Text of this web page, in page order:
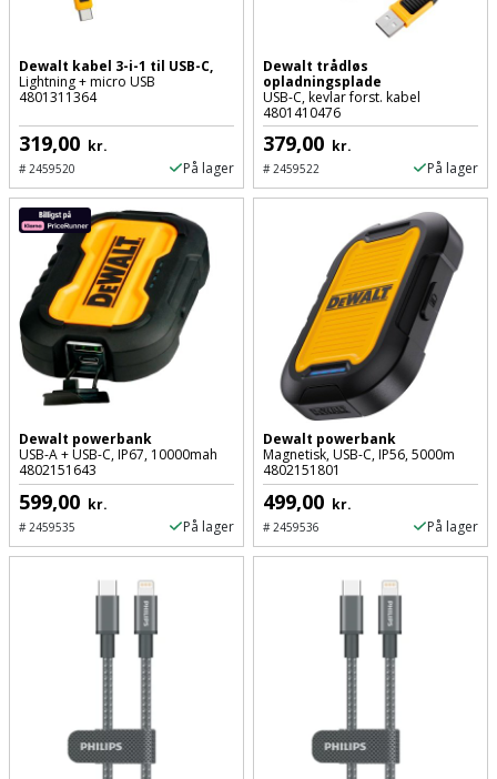
støtte
og
teleskopstøtte
Stålbørste
Stemmejern
Stige
Stillads
Tænger
Tagpapbrænder
Tapetværktøj
Tommestok
Tømrervinkel
aftrækker
Mejselhammer
Multicutter
Multicuttertilbehør
Multisliber
Nedbrydningshammer
Overfræser
Overfræsertilbehør
Polermaskine
Rillefræser
Røreværk
Rotationslaser
Rundsav
Rystepudser
Rystepudsertilbehør
Presenning
Redskabsskur
Rengøring
Shelter
Sikkerhed
hjemmet
Skadedyrsbekæmpelse
Skraldespandsskjuler
Skydelåge
Støttemur
Støvsuger
Strygejern
Terrassevarmer
Tømidler
Dewalt kabel 3-i-1 til USB-C,
Lightning + micro USB
4801311364
319,00 kr.
#2459520 På lager
Dewalt trådløs
opladningsplade
USB-C, kevlar forst. kabel
4801410476
379,00 kr.
#2459522 På lager
Dewalt powerbank
USB-A + USB-C, IP67, 10000mah
4802151643
599,00 kr.
#2459535 På lager
Dewalt powerbank
Magnetisk, USB-C, IP56, 5000m
4802151801
499,00 kr.
#2459536 På lager